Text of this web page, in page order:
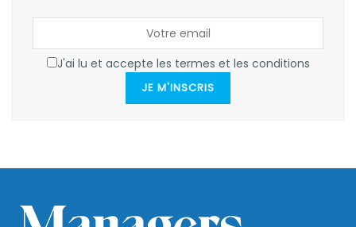
J'ai lu et accepte les termes et les conditions
JE M'INSCRIS